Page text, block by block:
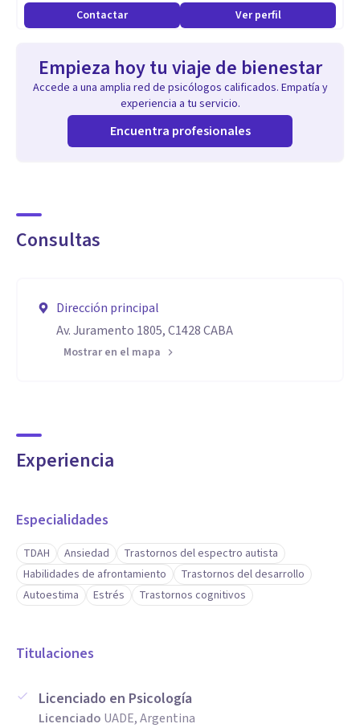
Contactar Ver perfil
Empieza hoy tu viaje de bienestar
Accede a una amplia red de psicólogos calificados. Empatía y
experiencia a tu servicio.
Encuentra profesionales
Consultas
Dirección principal
Av. Juramento 1805, C1428 CABA
Mostrar en el mapa
Experiencia
Especialidades
TDAH Ansiedad
Trastornos del espectro autista
Habilidades de afrontamiento
Trastornos del desarrollo
Autoestima
Estrés Trastornos cognitivos
Titulaciones
Licenciado en Psicología
Licenciado UADE, Argentina